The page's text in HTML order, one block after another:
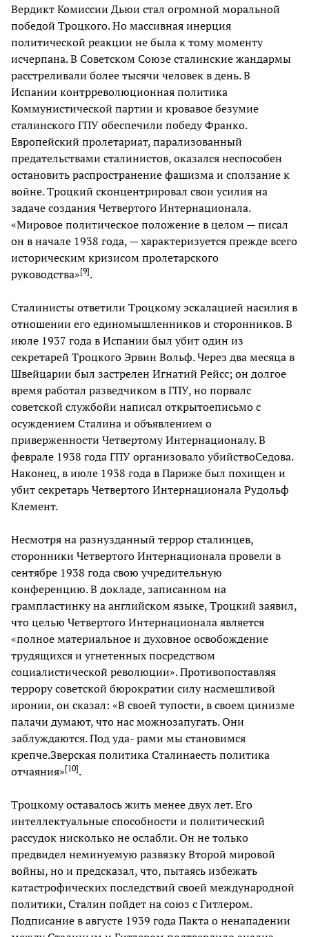
Вердикт Комиссии Дьюи стал огромной моральной
победой Троцкого. Но массивная инерция
политической реакции не была к тому моменту
исчерпана. В Советском Союзе сталинские жандармы
расстреливали более тысячи человек в день. В
Испании контрреволюционная политика
Коммунистической партии и кровавое безумие
сталинского ГПУ обеспечили победу Франко.
Европейский пролетариат, парализованный
предательствами сталинистов, оказался неспособен
остановить распространение фашизма и сползание к
войне. Троцкий сконцентрировал свои усилия на
задаче создания Четвертого Интернационала.
«Мировое политическое положение в целом — писал
он в начале 1938 года, — характеризуется прежде всего
историческим кризисом пролетарского
руководства»[9].
Сталинисты ответили Троцкому эскалацией насилия в
отношении его единомышленников и сторонников. В
июле 1937 года в Испании был убит один из
секретарей Троцкого Эрвин Вольф. Через два месяца в
Швейцарии был застрелен Игнатий Рейсс; он долгое
время работал разведчиком в ГПУ, но порвалс
советской службойи написал открытоеписьмо с
осуждением Сталина и объявлением о
приверженности Четвертому Интернационалу. В
феврале 1938 года ГПУ организовало убийствоСедова.
Наконец, в июле 1938 года в Париже был похищен и
убит секретарь Четвертого Интернационала Рудольф
Клемент.
Несмотря на разнузданный террор сталинцев,
сторонники Четвертого Интернационала провели в
сентябре 1938 года свою учредительную
конференцию. В докладе, записанном на
грампластинку на английском языке, Троцкий заявил,
что целью Четвертого Интернационала является
«полное материальное и духовное освобождение
трудящихся и угнетенных посредством
социалистической революции». Противопоставляя
террору советской бюрократии силу насмешливой
иронии, он сказал: «В своей тупости, в своем цинизме
палачи думают, что нас можнозапугать. Они
заблуждаются. Под уда- рами мы становимся
крепче.Зверская политика Сталинаесть политика
отчаяния»[10].
Троцкому оставалось жить менее двух лет. Его
интеллектуальные способности и политический
рассудок нисколько не ослабли. Он не только
предвидел неминуемую развязку Второй мировой
войны, но и предсказал, что, пытаясь избежать
катастрофических последствий своей международной
политики, Сталин пойдет на союз с Гитлером.
Подписание в августе 1939 года Пакта о ненападении